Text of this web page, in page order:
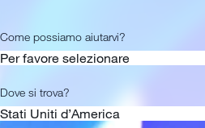
Come possiamo aiutarvi?
Per favore selezionare
Dove si trova?
Stati Uniti d’America